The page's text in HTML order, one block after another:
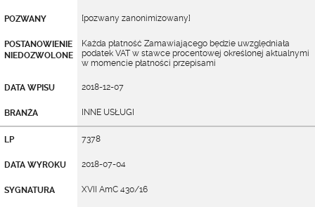
POZWANY [pozwany zanonimizowany]
POSTANOWIENIE
NIEDOZWOLONE
Każda płatność Zamawiającego będzie uwzględniała
podatek VAT w stawce procentowej określonej aktualnymi
w momencie płatności przepisami
DATA WPISU 2018-12-07
BRANŻA INNE USŁUGI
LP 7378
DATA WYROKU 2018-07-04
SYGNATURA XVII AmC 430/16